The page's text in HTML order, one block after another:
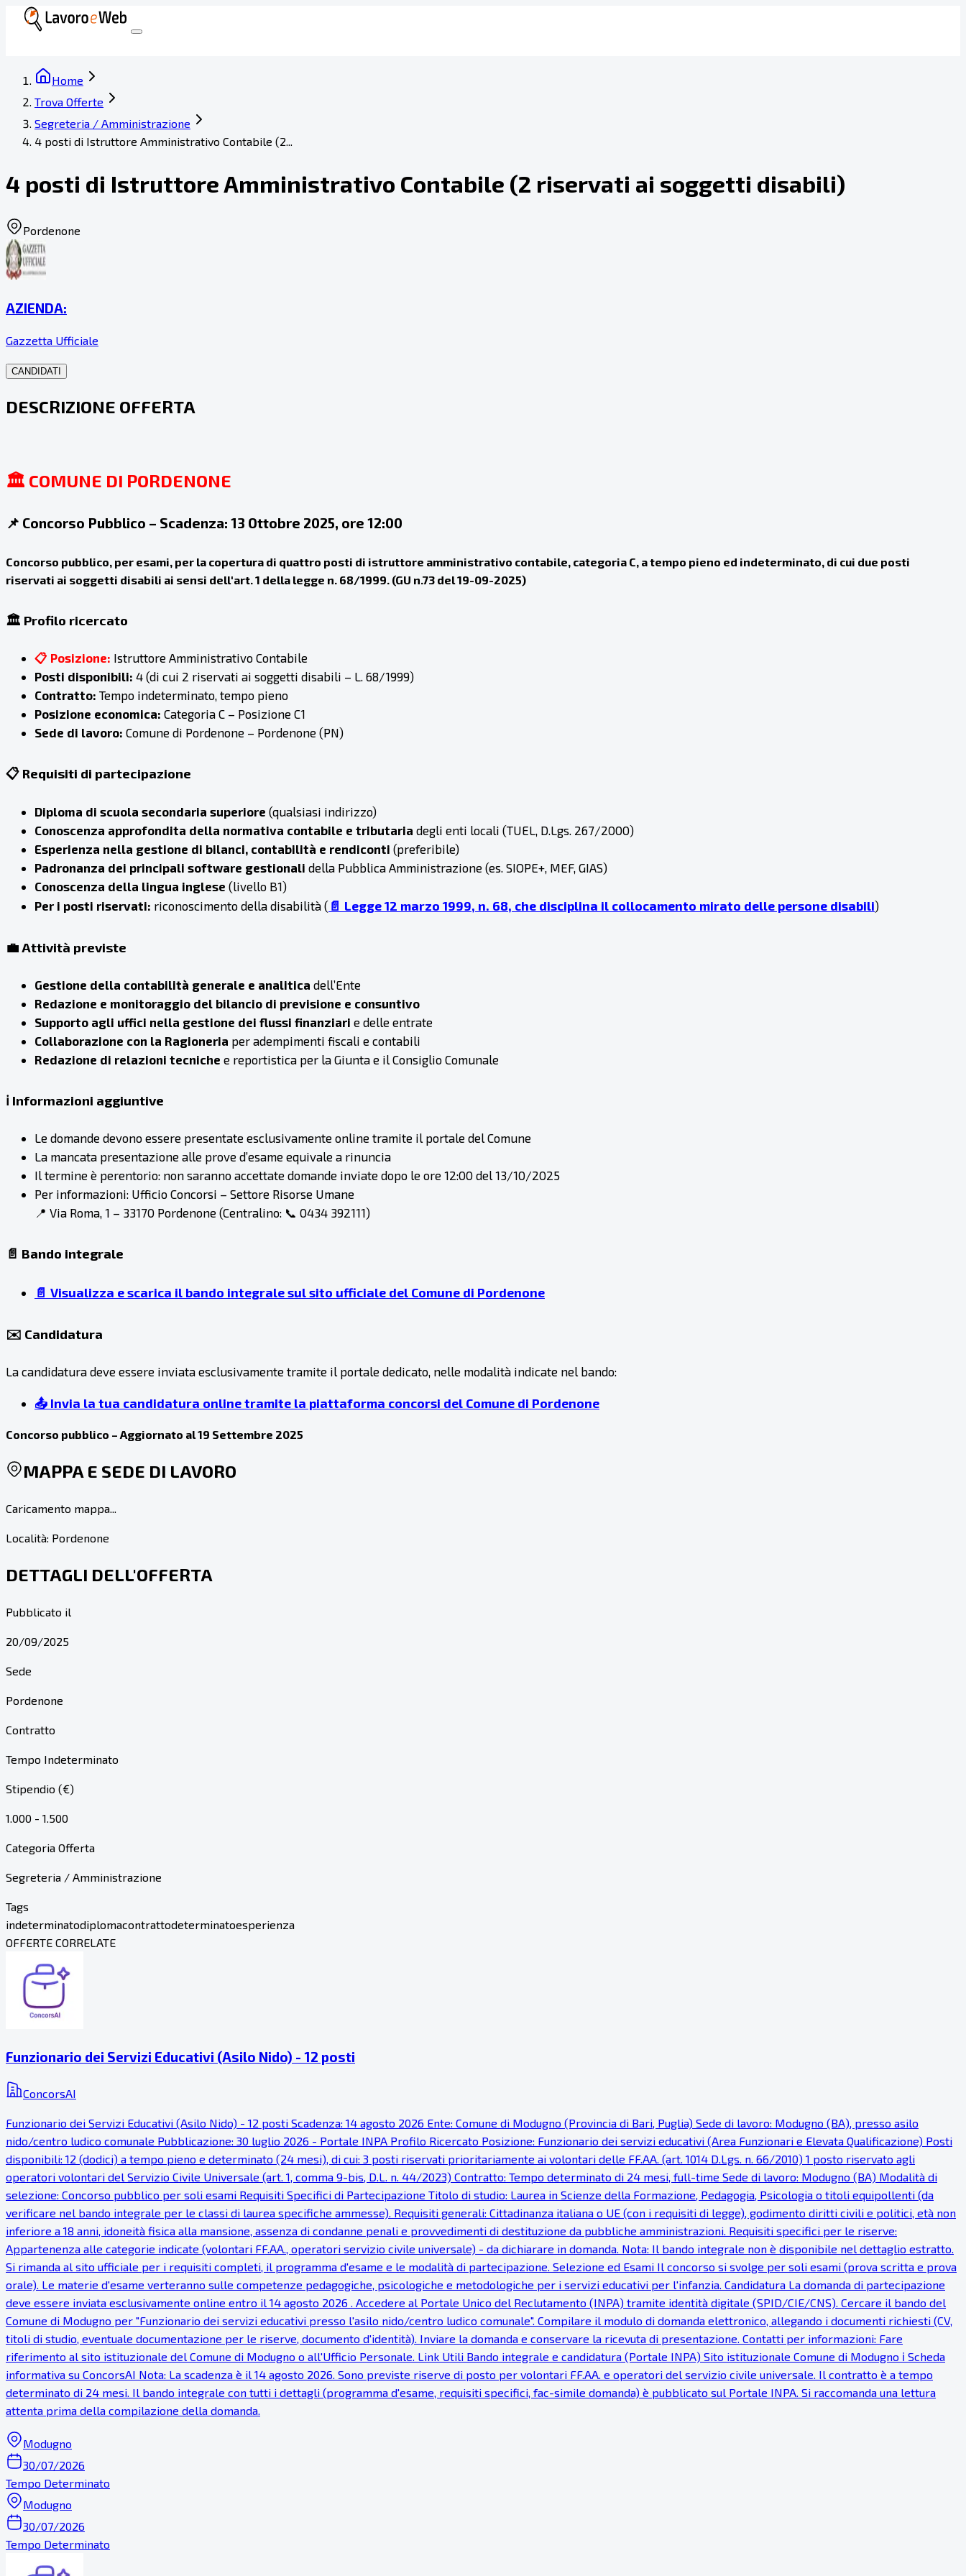
Home
Trova Offerte
Segreteria / Amministrazione
4 posti di Istruttore Amministrativo Contabile (2...
4 posti di Istruttore Amministrativo Contabile (2 riservati ai soggetti disabili)
Pordenone
AZIENDA:
Gazzetta Ufficiale
CANDIDATI
DESCRIZIONE OFFERTA
🏛️ COMUNE DI PORDENONE
📌 Concorso Pubblico – Scadenza: 13 Ottobre 2025, ore 12:00
Concorso pubblico, per esami, per la copertura di quattro posti di istruttore amministrativo contabile, categoria C, a tempo pieno ed indeterminato, di cui due posti
riservati ai soggetti disabili ai sensi dell'art. 1 della legge n. 68/1999. (GU n.73 del 19-09-2025)
🏛️ Profilo ricercato
📋 Posizione: Istruttore Amministrativo Contabile
Posti disponibili: 4 (di cui 2 riservati ai soggetti disabili – L. 68/1999)
Contratto: Tempo indeterminato, tempo pieno
Posizione economica: Categoria C – Posizione C1
Sede di lavoro: Comune di Pordenone – Pordenone (PN)
📋 Requisiti di partecipazione
Diploma di scuola secondaria superiore (qualsiasi indirizzo)
Conoscenza approfondita della normativa contabile e tributaria degli enti locali (TUEL, D.Lgs. 267/2000)
Esperienza nella gestione di bilanci, contabilità e rendiconti (preferibile)
Padronanza dei principali software gestionali della Pubblica Amministrazione (es. SIOPE+, MEF, GIAS)
Conoscenza della lingua inglese (livello B1)
Per i posti riservati: riconoscimento della disabilità ( 📄 Legge 12 marzo 1999, n. 68, che disciplina il collocamento mirato delle persone disabili)
💼 Attività previste
Gestione della contabilità generale e analitica dell’Ente
Redazione e monitoraggio del bilancio di previsione e consuntivo
Supporto agli uffici nella gestione dei flussi finanziari e delle entrate
Collaborazione con la Ragioneria per adempimenti fiscali e contabili
Redazione di relazioni tecniche e reportistica per la Giunta e il Consiglio Comunale
ℹ️ Informazioni aggiuntive
Le domande devono essere presentate esclusivamente online tramite il portale del Comune
La mancata presentazione alle prove d’esame equivale a rinuncia
Il termine è perentorio: non saranno accettate domande inviate dopo le ore 12:00 del 13/10/2025
Per informazioni: Ufficio Concorsi – Settore Risorse Umane
📍 Via Roma, 1 – 33170 Pordenone (Centralino: 📞 0434 392111)
📄 Bando integrale
📄 Visualizza e scarica il bando integrale sul sito ufficiale del Comune di Pordenone
✉️ Candidatura
La candidatura deve essere inviata esclusivamente tramite il portale dedicato, nelle modalità indicate nel bando:
📤 Invia la tua candidatura online tramite la piattaforma concorsi del Comune di Pordenone
Concorso pubblico – Aggiornato al 19 Settembre 2025
MAPPA E SEDE DI LAVORO
Caricamento mappa...
Località: Pordenone
DETTAGLI DELL'OFFERTA
Pubblicato il
20/09/2025
Sede
Pordenone
Contratto
Tempo Indeterminato
Stipendio (€)
1.000 - 1.500
Categoria Offerta
Segreteria / Amministrazione
Tags
indeterminatodiplomacontrattodeterminatoesperienza
OFFERTE CORRELATE
Funzionario dei Servizi Educativi (Asilo Nido) - 12 posti
ConcorsAI
Funzionario dei Servizi Educativi (Asilo Nido) - 12 posti Scadenza: 14 agosto 2026 Ente: Comune di Modugno (Provincia di Bari, Puglia) Sede di lavoro: Modugno (BA), presso asilo
nido/centro ludico comunale Pubblicazione: 30 luglio 2026 - Portale INPA Profilo Ricercato Posizione: Funzionario dei servizi educativi (Area Funzionari e Elevata Qualificazione) Posti
disponibili: 12 (dodici) a tempo pieno e determinato (24 mesi), di cui: 3 posti riservati prioritariamente ai volontari delle FF.AA. (art. 1014 D.Lgs. n. 66/2010) 1 posto riservato agli
operatori volontari del Servizio Civile Universale (art. 1, comma 9-bis, D.L. n. 44/2023) Contratto: Tempo determinato di 24 mesi, full-time Sede di lavoro: Modugno (BA) Modalità di
selezione: Concorso pubblico per soli esami Requisiti Specifici di Partecipazione Titolo di studio: Laurea in Scienze della Formazione, Pedagogia, Psicologia o titoli equipollenti (da
verificare nel bando integrale per le classi di laurea specifiche ammesse). Requisiti generali: Cittadinanza italiana o UE (con i requisiti di legge), godimento diritti civili e politici, età non
inferiore a 18 anni, idoneità fisica alla mansione, assenza di condanne penali e provvedimenti di destituzione da pubbliche amministrazioni. Requisiti specifici per le riserve:
Appartenenza alle categorie indicate (volontari FF.AA., operatori servizio civile universale) - da dichiarare in domanda. Nota: Il bando integrale non è disponibile nel dettaglio estratto.
Si rimanda al sito ufficiale per i requisiti completi, il programma d'esame e le modalità di partecipazione. Selezione ed Esami Il concorso si svolge per soli esami (prova scritta e prova
orale). Le materie d'esame verteranno sulle competenze pedagogiche, psicologiche e metodologiche per i servizi educativi per l'infanzia. Candidatura La domanda di partecipazione
deve essere inviata esclusivamente online entro il 14 agosto 2026 . Accedere al Portale Unico del Reclutamento (INPA) tramite identità digitale (SPID/CIE/CNS). Cercare il bando del
Comune di Modugno per "Funzionario dei servizi educativi presso l'asilo nido/centro ludico comunale". Compilare il modulo di domanda elettronico, allegando i documenti richiesti (CV,
titoli di studio, eventuale documentazione per le riserve, documento d'identità). Inviare la domanda e conservare la ricevuta di presentazione. Contatti per informazioni: Fare
riferimento al sito istituzionale del Comune di Modugno o all'Ufficio Personale. Link Utili Bando integrale e candidatura (Portale INPA) Sito istituzionale Comune di Modugno ℹ Scheda
informativa su ConcorsAI Nota: La scadenza è il 14 agosto 2026. Sono previste riserve di posto per volontari FF.AA. e operatori del servizio civile universale. Il contratto è a tempo
determinato di 24 mesi. Il bando integrale con tutti i dettagli (programma d'esame, requisiti specifici, fac-simile domanda) è pubblicato sul Portale INPA. Si raccomanda una lettura
attenta prima della compilazione della domanda.
Modugno
30/07/2026
Tempo Determinato
Modugno
30/07/2026
Tempo Determinato